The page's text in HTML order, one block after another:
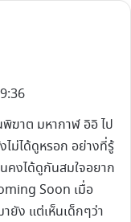
ฆาต มหากาฬ อิอิ ไป
ม่ได้ดูหรอก อย่างที่รู้
คงได้ดูกันสมใจอยาก
Soon เมื่อ
ยัง แต่เห็นเด็กๆว่า